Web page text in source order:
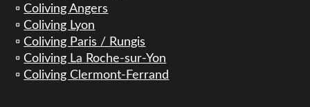
▫️Coliving Angers
▫️Coliving Lyon
▫️Coliving Paris / Rungis
▫️Coliving La Roche-sur-Yon
▫️Coliving Clermont-Ferrand